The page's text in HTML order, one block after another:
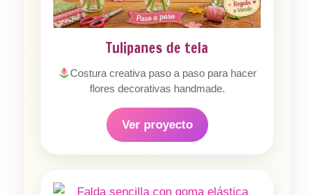
Tulipanes de tela
Costura creativa paso a paso para hacer
flores decorativas handmade.
Ver proyecto